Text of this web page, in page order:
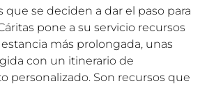
que se deciden a dar el paso para
pone a su servicio recursos
más prolongada, unas
con un itinerario de
personalizado. Son recursos que